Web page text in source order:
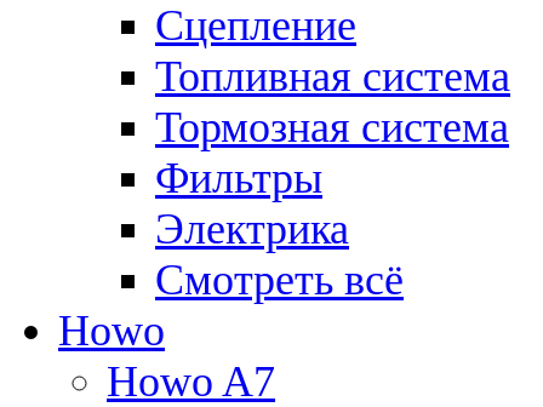
Сцепление
Топливная система
Тормозная система
Фильтры
Электрика
Смотреть всё
Howo
Howo A7